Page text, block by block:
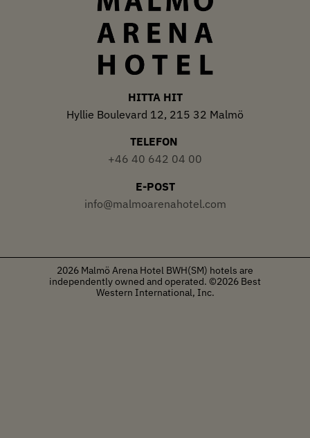
HITTA HIT
Hyllie Boulevard 12, 215 32 Malmö
TELEFON
+46 40 642 04 00
E-POST
info@malmoarenahotel.com
2026 Malmö Arena Hotel BWH(SM) hotels are
independently owned and operated. ©2026 Best
Western International, Inc.